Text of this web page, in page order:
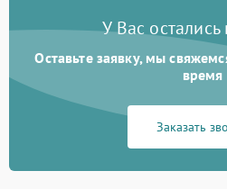
У Вас
Оставьте заявку, мы
время
Заказать